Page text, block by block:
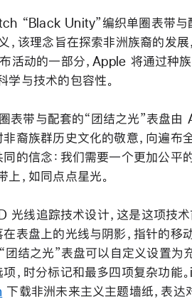
“Black Unity”编织单圈表带与
，该理念旨在探索非洲族裔的发展
活动的一部分，Apple 将通过种
与技术的包容性。
带与配套的“团结之光”表盘由
裔族群历史文化的敬意，向遍布
的信念：我们需要一个更加公平
，如同点点星光。
光线追踪技术设计，这是这项技
表盘上的光线与阴影，指针的移
团结之光”表盘可以自定义设置为
，时分标记和最多四项复杂功能
下载非洲未来主义主题墙纸，表达